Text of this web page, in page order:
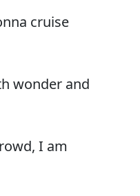
cruise
wonder and
I am